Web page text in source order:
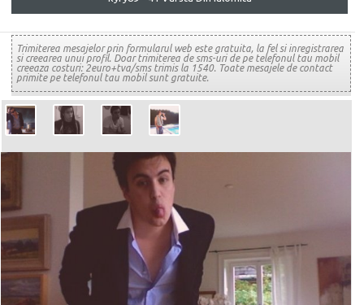
Trimiterea mesajelor prin formularul web este gratuita, la fel si inregistrarea
si creearea unui profil. Doar trimiterea de sms-uri de pe telefonul tau mobil
creeaza costuri: 2euro+tva/sms trimis la 1540. Toate mesajele de contact
primite pe telefonul tau mobil sunt gratuite.